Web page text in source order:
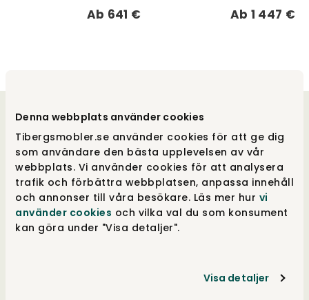
Denna webbplats använder cookies
Tibergsmobler.se använder cookies för att ge dig
som användare den bästa upplevelsen av vår
webbplats. Vi använder cookies för att analysera
trafik och förbättra webbplatsen, anpassa innehåll
och annonser till våra besökare. Läs mer hur vi
använder cookies och vilka val du som konsument
kan göra under "Visa detaljer".
Visa detaljer
Ab 641 € Ab 1 447 €
Willkommen bei uns
Nordic Room ist eine internationale
Destination für Möbel und Einrichtung mit
Fokus auf nordisches Design - mit Erfahrung
und Designkompetenz, die sich über mehr als
100 Jahre erstreckt. Wir verbinden zeitlose
Designikonen mit modernen Favoriten und